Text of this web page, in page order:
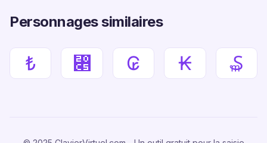
Personnages similaires
₺ ⃅ ₢ ₭ ₷